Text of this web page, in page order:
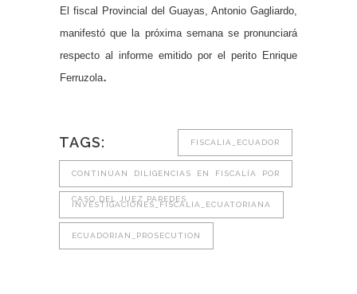
El fiscal Provincial del Guayas, Antonio Gagliardo,
manifestó que la próxima semana se pronunciará
respecto al informe emitido por el perito Enrique
Ferruzola.
TAGS: FISCALIA_ECUADOR
CONTINÚAN DILIGENCIAS EN FISCALÍA POR
CASO DEL JUEZ PAREDES
INVESTIGACIONES_FISCALIA_ECUATORIANA
ECUADORIAN_PROSECUTION